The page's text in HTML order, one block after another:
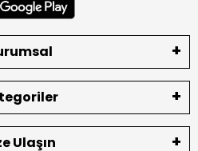
Ulaşın